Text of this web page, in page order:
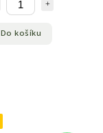
Do košíku